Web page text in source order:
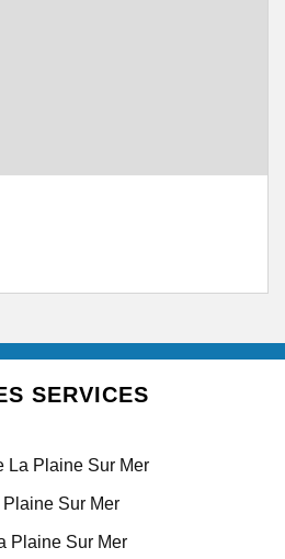
SERVICES
La Plaine Sur Mer
Sur Mer
Plaine Sur Mer